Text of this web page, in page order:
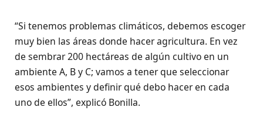
“Si tenemos problemas climáticos, debemos escoger
muy bien las áreas donde hacer agricultura. En vez
de sembrar 200 hectáreas de algún cultivo en un
ambiente A, B y C; vamos a tener que seleccionar
esos ambientes y definir qué debo hacer en cada
uno de ellos”, explicó Bonilla.